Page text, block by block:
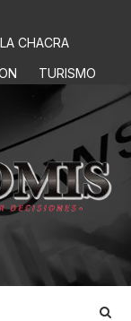
LA CHACRA
TURISMO